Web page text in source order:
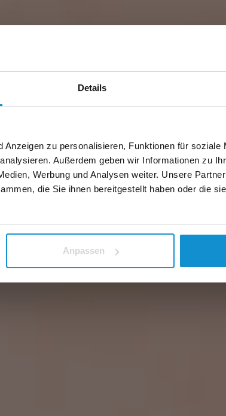
Details
zu personalisieren, Funktionen für soziale
Außerdem geben wir Informationen zu
Werbung und Analysen weiter. Unsere
die Sie ihnen bereitgestellt haben oder die
Anpassen